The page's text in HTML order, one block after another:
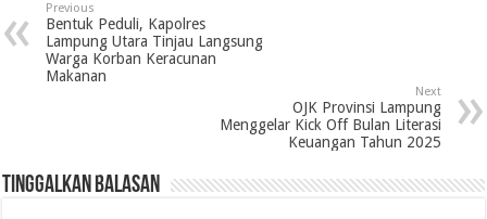
Previous
Bentuk Peduli, Kapolres
Lampung Utara Tinjau Langsung
Warga Korban Keracunan
Makanan
Next
OJK Provinsi Lampung
Menggelar Kick Off Bulan Literasi
Keuangan Tahun 2025
Tinggalkan Balasan